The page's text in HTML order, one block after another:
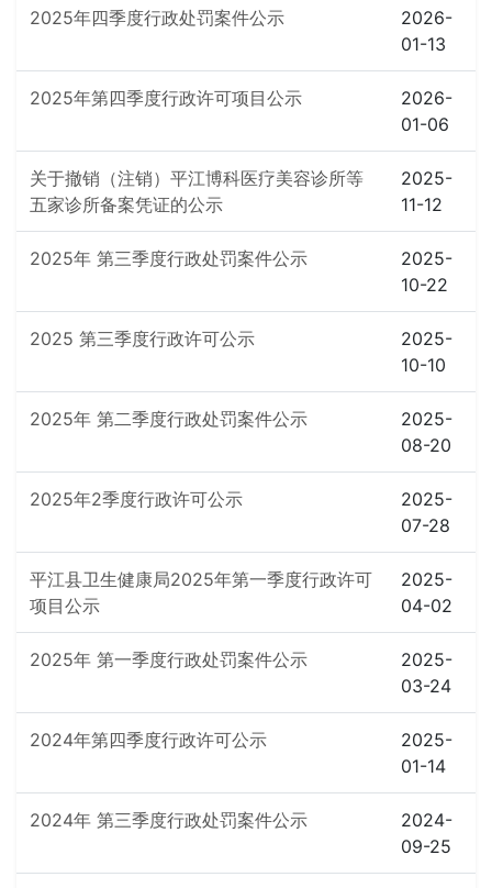
2025年四季度行政处罚案件公示
2026-
01-13
2025年第四季度行政许可项目公示
2026-
01-06
关于撤销（注销）平江博科医疗美容诊所等
五家诊所备案凭证的公示
2025-
11-12
2025年 第三季度行政处罚案件公示
2025-
10-22
2025 第三季度行政许可公示
2025-
10-10
2025年 第二季度行政处罚案件公示
2025-
08-20
2025年2季度行政许可公示
2025-
07-28
平江县卫生健康局2025年第一季度行政许可
项目公示
2025-
04-02
2025年 第一季度行政处罚案件公示
2025-
03-24
2024年第四季度行政许可公示
2025-
01-14
2024年 第三季度行政处罚案件公示
2024-
09-25